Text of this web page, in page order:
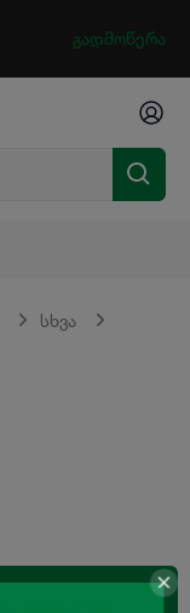
გადმოწერა
სხვა